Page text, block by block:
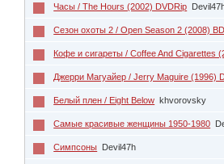
Часы / The Hours (2002) DVDRip
Сезон охоты 2 / Open Season 2 (2008)
Кофе и сигареты / Coffee And Cigarettes
Джерри Магуайер / Jerry Maguire (1996)
Белый плен / Eight Below khvorovsky
Самые красивые женщины 1950-1980
Симпсоны Devil47h